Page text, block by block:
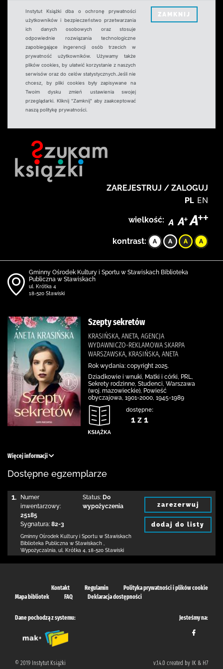
Instytut Książki dba o ochronę prywatności
użytkowników i bezpieczeństwo przetwarzania
ich danych osobowych oraz stosuje
odpowiednie rozwiązania technologiczne
zapobiegające ingerencji osób trzecich w
prywatność użytkowników. Używamy także
plików cookies, by ułatwić korzystanie z naszych
serwisów oraz do celów statystycznych.Jeśli nie
chcesz, by pliki cookies były zapisywane na
Twoim dysku zmień ustawienia swojej
przeglądarki. Kliknij "Zamknij" aby zaakceptować
naszą politykę prywatności.
ZAMKNIJ
ZAREJESTRUJ / ZALOGUJ
PL EN
wielkość:
kontrast:
Gminny Ośrodek Kultury i Sportu w Stawiskach Biblioteka
Publiczna w Stawiskach
ul. Krótka 4
18-520 Stawiski
Szepty sekretów
KRASIŃSKA, ANETA, AGENCJA
WYDAWNICZO-REKLAMOWA SKARPA
WARSZAWSKA, KRASIŃSKA, ANETA
Rok wydania: copyright 2025.
Dziadkowie i wnuki, Matki i córki, PRL,
Sekrety rodzinne, Studenci, Warszawa
(woj. mazowieckie), Powieść
obyczajowa, 1901-2000, 1945-1989
dostępne:
1 z 1
Więcej informacji
Dostępne egzemplarze
1.
Numer
inwentarzowy:
25185
Sygnatura: 82-3
Status: Do
wypożyczenia
Gminny Ośrodek Kultury i Sportu w Stawiskach
Biblioteka Publiczna w Stawiskach
Wypożyczalnia, ul. Krótka 4 18-520 Stawiski
zarezerwuj
dodaj do listy
Kontakt Regulamin
Polityka prywatności i plików cookie
Mapa bibliotek
FAQ Deklaracja dostępności
Dane pochodzą z systemu: Jesteśmy na:
© 2019 Instytut Książki v.1.4.0 created by IK & H7